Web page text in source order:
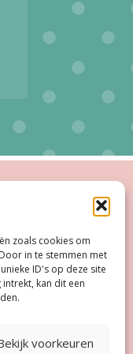
zoals cookies om
in te stemmen met
ID's op deze site
kan dit een
voorkeuren